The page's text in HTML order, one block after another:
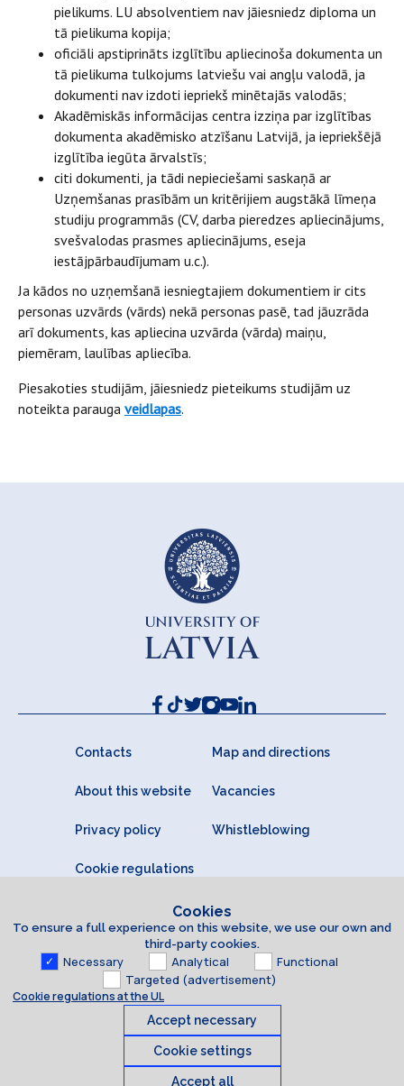
pielikums. LU absolventiem nav jāiesniedz diploma un
tā pielikuma kopija;
oficiāli apstiprināts izglītību apliecinoša dokumenta un
tā pielikuma tulkojums latviešu vai angļu valodā, ja
dokumenti nav izdoti iepriekš minētajās valodās;
Akadēmiskās informācijas centra izziņa par izglītības
dokumenta akadēmisko atzīšanu Latvijā, ja iepriekšējā
izglītība iegūta ārvalstīs;
citi dokumenti, ja tādi nepieciešami saskaņā ar
Uzņemšanas prasībām un kritērijiem augstākā līmeņa
studiju programmās (CV, darba pieredzes apliecinājums,
svešvalodas prasmes apliecinājums, eseja
iestājpārbaudījumam u.c.).
Ja kādos no uzņemšanā iesniegtajiem dokumentiem ir cits
personas uzvārds (vārds) nekā personas pasē, tad jāuzrāda
arī dokuments, kas apliecina uzvārda (vārda) maiņu,
piemēram, laulības apliecība.
Piesakoties studijām, jāiesniedz pieteikums studijām uz
noteikta parauga veidlapas.
Contacts Map and directions
About this website Vacancies
Privacy policy Whistleblowing
Cookie regulations
Cookies
To ensure a full experience on this website, we use our own and
third-party cookies.
Necessary Analytical
Functional
Targeted (advertisement)
Cookie regulations at the UL
Accept necessary
Cookie settings
Accept all